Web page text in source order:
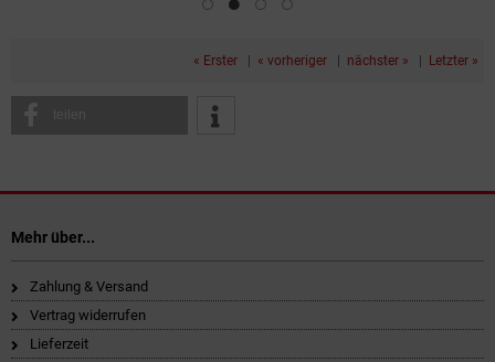
« Erster | « vorheriger | nächster » | Letzter »
teilen
Mehr über...
Zahlung & Versand
Vertrag widerrufen
Lieferzeit